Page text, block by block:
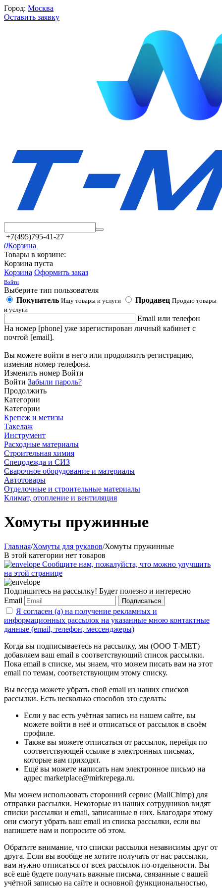
Город: Москва
Оставить заявку
+7(495)795-41-27
0Корзина
Товары в корзине:
Корзина пуста
Корзина Оформить заказ
Войти
Выберите тип пользователя
Покупатель Ищу товары и услуги Продавец Продаю товары
и услуги
Email или телефон
На номер [phone] уже зарегистирован личный кабинет с
почтой [email].
Вы можете войти в него или продолжить регистрацию,
изменив номер телефона.
Изменить номер Войти
Войти Забыли пароль?
Продолжить
Категории
Категории
Крепеж и метизы
Такелаж
Инструмент
Расходные материалы
Строительная химия
Спецодежда и СИЗ
Сварочное оборудование и материалы
Автотовары
Отделочные и строительные материалы
Климат, отопление и вентиляция
Хомуты пружинные
Главная/Хомуты для рукавов/Хомуты пружинные
В этой категории нет товаров
Сообщите нам, пожалуйста, что можно улучшить
на этой странице
Подпишитесь на рассылку! Будет полезно и интересно
Email
Подписаться
Я согласен (а) на получение рекламных и
информационных рассылок на указанные мною контактные
данные (email, телефон, мессенджеры)
Когда вы подписываетесь на рассылку, мы (ООО Т-МЕТ)
добавляем ваш email в соответствующий список рассылки.
Пока email в списке, мы знаем, что можем писать вам на этот
email по темам, соответствующим этому списку.
Вы всегда можете убрать свой email из наших списков
рассылки. Есть несколько способов это сделать:
Если у вас есть учётная запись на нашем сайте, вы
можете войти в неё и отписаться от рассылок в своём
профиле.
Также вы можете отписаться от рассылок, перейдя по
соответствующей ссылке в электронных письмах,
которые вам приходят.
Ещё вы можете написать нам электронное письмо на
адрес marketplace@mirkrepega.ru.
Мы можем использовать сторонний сервис (MailChimp) для
отправки рассылки. Некоторые из наших сотрудников видят
списки рассылки и email, записанные в них. Благодаря этому
они смогут убрать ваш email из списка рассылки, если вы
напишете нам и попросите об этом.
Обратите внимание, что списки рассылки независимы друг от
друга. Если вы вообще не хотите получать от нас рассылки,
вам нужно отписаться от всех рассылок по-отдельности. Вы
всё ещё будете получать важные письма, связанные с вашей
учётной записью на сайте и основной функциональностью,